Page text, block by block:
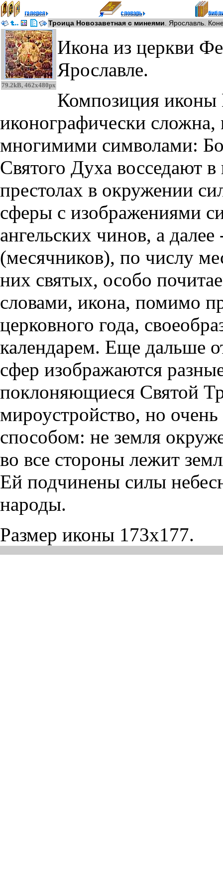
Троица Новозаветная с минеями . Ярославль.
79.2kB, 462x480px
Икона из церкви
Ярославле.
Композиция иконы
иконографически
многимими символами:
Святого Духа восседают
престолах в окружении
сферы с изображениями
ангельских чинов, а
(месячников), по числу
них святых, особо
словами, икона, помимо
церковного года,
календарем. Еще дальше
сфер изображаются
поклоняющиеся Святой
мироустройство, но
способом: не земля
во все стороны лежит
Ей подчинены силы
народы.
Размер иконы 173x177.